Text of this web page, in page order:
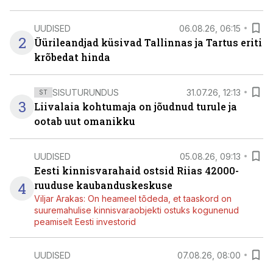
2
UUDISED 06.08.26, 06:15
Üürileandjad küsivad Tallinnas ja Tartus eriti
krõbedat hinda
3
ST SISUTURUNDUS 31.07.26, 12:13
Liivalaia kohtumaja on jõudnud turule ja
ootab uut omanikku
4
UUDISED 05.08.26, 09:13
Eesti kinnisvarahaid ostsid Riias 42000-
ruuduse kaubanduskeskuse
Viljar Arakas: On heameel tõdeda, et taaskord on
suuremahulise kinnisvaraobjekti ostuks kogunenud
peamiselt Eesti investorid
UUDISED 07.08.26, 08:00